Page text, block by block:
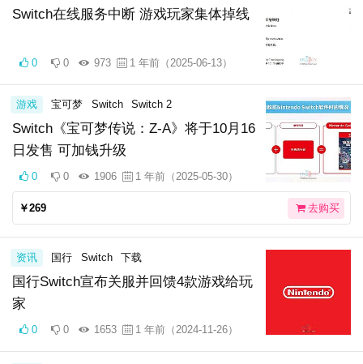
Switch在线服务中断 游戏玩家集体掉线
0 0 973 1 年前（2025-06-13）
Switch《宝可梦传说：Z-A》将于10月16
日发售 可加钱升级
游戏 宝可梦 Switch Switch 2
0 0 1906 1 年前（2025-05-30）
￥269 去购买
国行Switch宣布关服并回馈4款游戏给玩
家
资讯 国行 Switch 下载
0 0 1653 1 年前（2024-11-26）